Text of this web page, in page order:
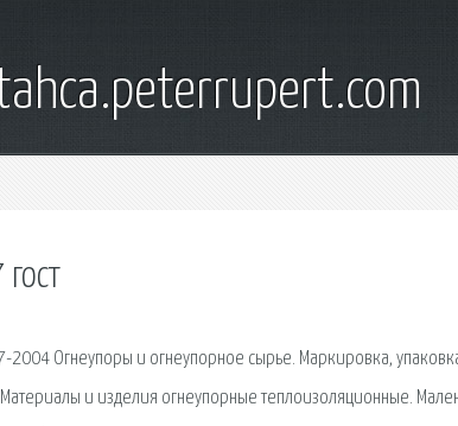
2004 Огнеупоры и огнеупорное сырье. Маркировка,
и изделия огнеупорные теплоизоляционные.